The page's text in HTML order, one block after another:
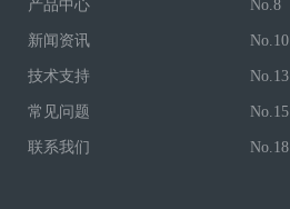
产品中心
新闻资讯
技术支持
常见问题
联系我们
No.8
No.10
No.13
No.15
No.18